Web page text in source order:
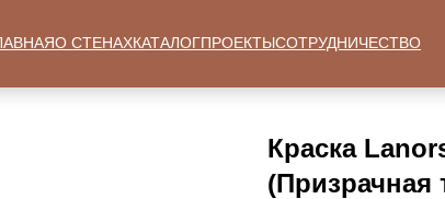
Краска
(Призрачная
О СТЕНАХКАТАЛОГПРОЕКТЫСОТРУДНИЧЕСТВО